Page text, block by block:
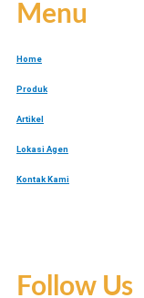
Menu
Home
Produk
Artikel
Lokasi Agen
Kontak Kami
Follow Us